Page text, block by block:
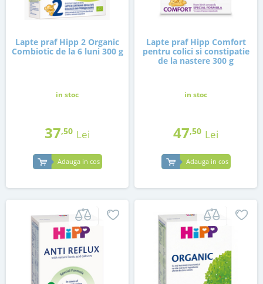
Lapte praf Hipp 2 Organic
Combiotic de la 6 luni 300 g
in stoc
37,50 Lei
Adauga in cos
Lapte praf Hipp Comfort
pentru colici si constipatie
de la nastere 300 g
in stoc
47,50 Lei
Adauga in cos